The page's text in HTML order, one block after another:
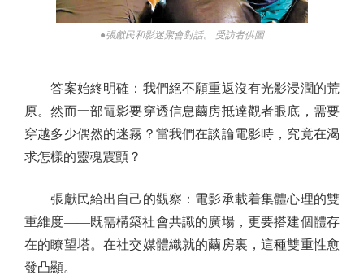
●張獻民和影迷聚會對話。 受訪者供圖
答案始終明確：我們絕不願重返沒有光影浸潤的荒
原。然而一部電影要穿透信息繭房抵達觀者眼底，需要
穿越多少偶然的迷霧？當我們在談論電影時，究竟在渴
求怎樣的靈魂震顫？
張獻民給出自己的觀察：電影承載着集體心理的雙
重維度——既需構築社會共識的廣場，更要搭建個體存
在的瞭望塔。在社交媒體織就的繭房裏，這種雙重性愈
發凸顯。